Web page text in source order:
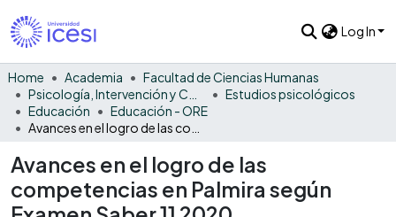
Log In
Home Academia
Facultad de Ciencias Humanas
Estudios psicológicos
Educación
Educación - ORE
Avances en el logro de las
competencias en Palmira según